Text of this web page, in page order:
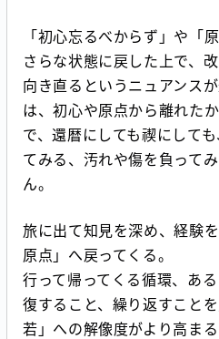
「初心忘るべからず」や「
さらな状態に戻した上で、
向き直るというニュアンス
は、初心や原点から離れた
で、還暦にしても禊にして
てみる、汚れや傷を負って
ん。
旅に出て知見を深め、経験
原点」へ戻ってくる。
行って帰ってくる循環、あ
復すること、繰り返すこと
若」への解像度がより高まる